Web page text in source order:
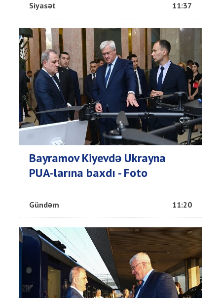
Siyasət 11:37
Bayramov Kiyevdə Ukrayna
PUA-larına baxdı - Foto
Gündəm 11:20